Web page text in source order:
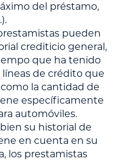
del préstamo,
pueden
crediticio general,
que ha tenido
de crédito que
la cantidad de
específicamente
automóviles.
su historial de
en cuenta en su
los prestamistas